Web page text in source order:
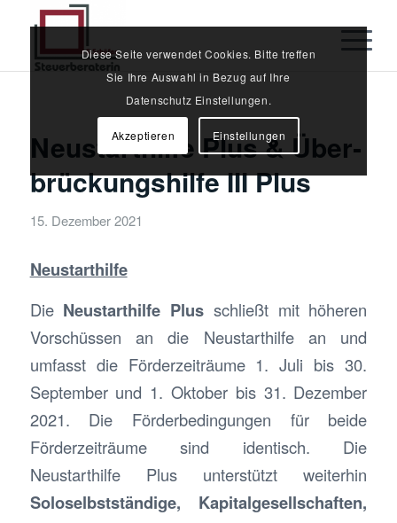
Neustarthilfe Plus & Über­
brückungs­hilfe III Plus
15. Dezember 2021
Neustarthilfe
Die Neustarthilfe Plus schließt mit höheren
Vorschüssen an die Neustarthilfe an und
umfasst die Förderzeiträume 1. Juli bis 30.
September und 1. Oktober bis 31. Dezember
2021. Die Förderbedingungen für beide
Förderzeiträume sind identisch. Die
Neustarthilfe Plus unterstützt weiterhin
Soloselbstständige, Kapitalgesellschaften,
Diese Seite verwendet Cookies. Bitte treffen
Sie Ihre Auswahl in Bezug auf Ihre
Datenschutz Einstellungen.
Akzeptieren Einstellungen